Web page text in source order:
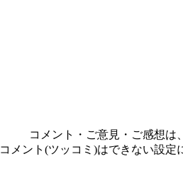
コメント・ご意見・ご感想は
コメント(ツッコミ)はできない設定